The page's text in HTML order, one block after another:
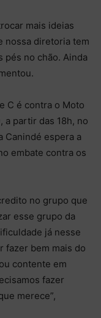
mais ideias
nossa diretoria tem
pés no chão. Ainda
C é contra o Moto
a partir das 18h, no
Canindé espera a
embate contra os
no grupo que
esse grupo da
já nesse
fazer bem mais do
contente em
fazer
merece”,